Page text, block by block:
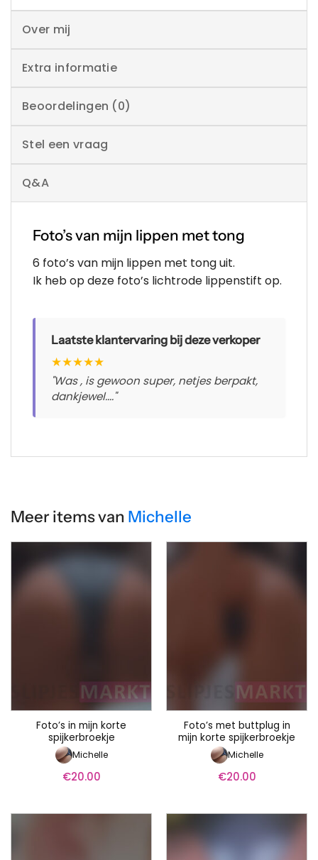
Over mij
Extra informatie
Beoordelingen (0)
Stel een vraag
Q&A
Foto’s van mijn lippen met tong
6 foto’s van mijn lippen met tong uit.
Ik heb op deze foto’s lichtrode lippenstift op.
Laatste klantervaring bij deze verkoper
★★★★★
"Was , is gewoon super, netjes berpakt,
dankjewel...."
Meer items van Michelle
Foto’s in mijn korte
spijkerbroekje
Michelle
€20.00
Foto’s met buttplug in
mijn korte spijkerbroekje
Michelle
€20.00